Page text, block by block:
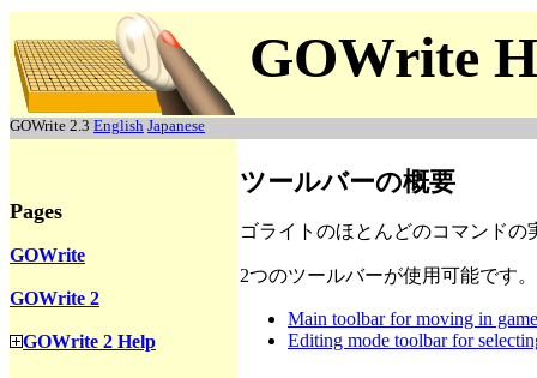
GOWrite
GOWrite 2.3 English Japanese
ツールバーの概要
ゴライトのほとんどのコマンド
2つのツールバーが使用可能です。
Main toolbar for moving in
Editing mode toolbar for
Pages
GOWrite
GOWrite 2
GOWrite 2 Help